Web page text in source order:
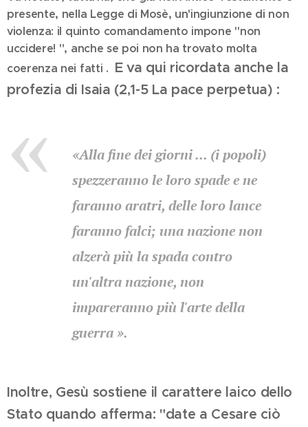
presente, nella Legge di Mosè, un'ingiunzione di non
violenza: il quinto comandamento impone "non
uccidere! ", anche se poi non ha trovato molta
coerenza nei fatti . E va qui ricordata anche la
profezia di Isaia (2,1-5 La pace perpetua) :
«Alla fine dei giorni ... (i popoli)
spezzeranno le loro spade e ne
faranno aratri, delle loro lance
faranno falci; una nazione non
alzerà più la spada contro
un'altra nazione, non
impareranno più l'arte della
guerra ».
Inoltre, Gesù sostiene il carattere laico dello
Stato quando afferma: "date a Cesare ciò